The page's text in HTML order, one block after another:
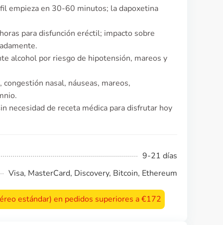
empieza en 30-60 minutos; la dapoxetina
para disfunción eréctil; impacto sobre
alcohol por riesgo de hipotensión, mareos y
nasal, náuseas, mareos,
necesidad de receta médica para disfrutar hoy
9-21 días
Visa, MasterCard, Discovery, Bitcoin, Ethereum
estándar) en pedidos superiores a €172